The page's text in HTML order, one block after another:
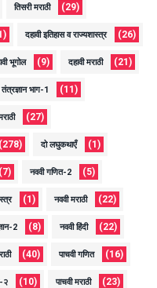
तिसरी मराठी (29)
दहावी इतिहास व राज्यशास्त्र (26)
भूगोल (9) दहावी मराठी (21)
तंत्रज्ञान भाग-1 (11)
(27)
(278) दो लघुकथाएँ (1)
(7) नववी गणित-2 (5)
(1) नववी मराठी (22)
2 (8) नववी हिंदी (22)
(40) पाचवी गणित (16)
२ (10) पाचवी मराठी (23)